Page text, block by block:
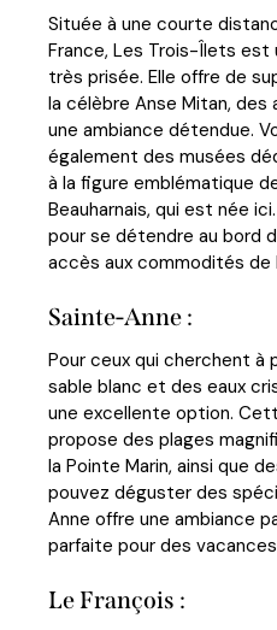
Située à une courte
France, Les Trois-Îlets est
très prisée. Elle offre de
la célèbre Anse Mitan,
une ambiance détendue.
également des musées
à la figure emblématique
Beauharnais, qui est née
pour se détendre au bord
accès aux commodités de
Sainte-Anne :
Pour ceux qui cherchent à
sable blanc et des eaux
une excellente option.
propose des plages
la Pointe Marin, ainsi que
pouvez déguster des
Anne offre une ambiance
parfaite pour des
Le François :